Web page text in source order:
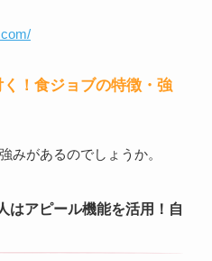
！食ジョブの特徴・強
みがあるのでしょうか。
はアピール機能を活用！自